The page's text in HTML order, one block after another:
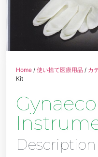
Home /使い捨て医療用品 / カ
Kit
Description